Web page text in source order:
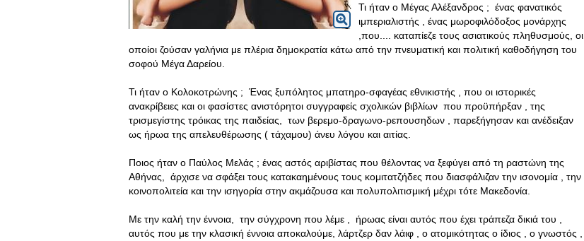
Τι ήταν ο Μέγας Αλέξανδρος ; ένας φανατικός
ιμπεριαλιστής , ένας μωροφιλόδοξος μονάρχης
,που.... καταπίεζε τους ασιατικούς πληθυσμούς, οι
οποίοι ζούσαν γαλήνια με πλέρια δημοκρατία κάτω από την πνευματική και πολιτική καθοδήγηση του
σοφού Μέγα Δαρείου.
Τι ήταν ο Κολοκοτρώνης ; Ένας ξυπόλητος μπατηρο-σφαγέας εθνικιστής , που οι ιστορικές
ανακρίβειες και οι φασίστες ανιστόρητοι συγγραφείς σχολικών βιβλίων που προϋπήρξαν , της
τρισμεγίστης τρόικας της παιδείας, των βερεμο-δραγωνο-ρεπουσηδων , παρεξήγησαν και ανέδειξαν
ως ήρωα της απελευθέρωσης ( τάχαμου) άνευ λόγου και αιτίας.
Ποιος ήταν ο Παύλος Μελάς ; ένας αστός αριβίστας που θέλοντας να ξεφύγει από τη ραστώνη της
Αθήνας, άρχισε να σφάξει τους κατακαημένους τους κομιτατζήδες που διασφάλιζαν την ισονομία , την
κοινοπολιτεία και την ισηγορία στην ακμάζουσα και πολυπολιτισμική μέχρι τότε Μακεδονία.
Με την καλή την έννοια, την σύγχρονη που λέμε , ήρωας είναι αυτός που έχει τράπεζα δικιά του ,
αυτός που με την κλασική έννοια αποκαλούμε, λάρτζερ δαν λάιφ , ο ατομικότητας ο ίδιος , ο γνωστός ,